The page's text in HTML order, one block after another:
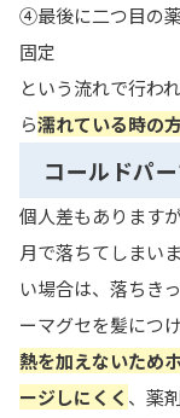
④最後に二つ目の
固定
という流れで行わ
ら濡れている時の
コールドパ
個人差もあります
月で落ちてしまい
い場合は、落ちき
ーマグセを髪につ
熱を加えないため
ージしにくく 、薬